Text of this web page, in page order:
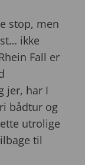
stop, men
ikke
Fall er
jer, har I
bådtur og
utrolige
til